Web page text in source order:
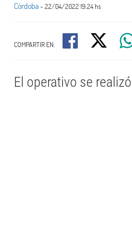
Córdoba - 22/04/2022 19:24 hs
COMPARTIR EN:
El operativo se